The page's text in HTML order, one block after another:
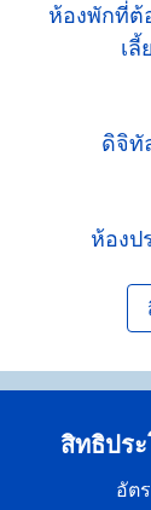
ห้องพักที่ต้
เลี้
ดิจิทั
ห้องป
สิทธิประ
อัต